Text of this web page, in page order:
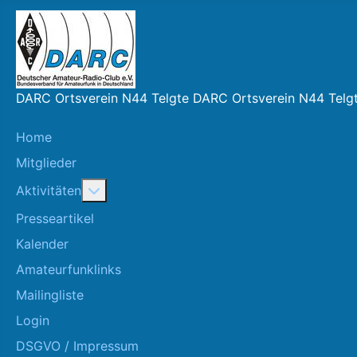
DARC Ortsverein N44 Telgte DARC Ortsverein N44
Home
Mitglieder
Aktivitäten
Presseartikel
Kalender
Amateurfunklinks
Mailingliste
Login
DSGVO / Impressum